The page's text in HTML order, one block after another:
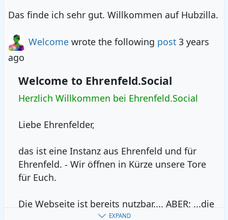
Das finde ich sehr gut. Willkommen auf Hubzilla.
Welcome wrote the following post3 years
ago
Welcome to Ehrenfeld.Social
Herzlich Willkommen bei Ehrenfeld.Social
Liebe Ehrenfelder,
das ist eine Instanz aus Ehrenfeld und für
Ehrenfeld. - Wir öffnen in Kürze unsere Tore
für Euch.
Die Webseite ist bereits nutzbar.... ABER: ...die
Einrichtung braucht noch ein, zwei Monate,
EXPAND